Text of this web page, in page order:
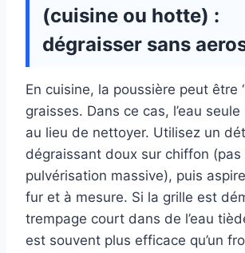
(cuisine ou hotte) :
dégraisser sans
En cuisine, la poussière peut être
graisses. Dans ce cas, l’eau
au lieu de nettoyer. Utilisez un
dégraissant doux sur chiffon (pas
pulvérisation massive), puis
fur et à mesure. Si la grille est
trempage court dans de l’eau
est souvent plus efficace qu’un